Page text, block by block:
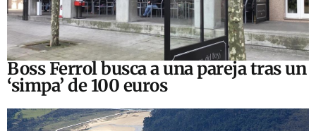
Boss Ferrol busca a una pareja tras un
‘simpa’ de 100 euros